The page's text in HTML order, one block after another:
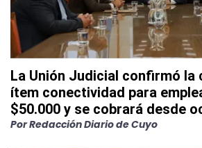
La Unión Judicial confirmó la
ítem conectividad para
$50.000 y se cobrará desde
PorRedacción Diario de Cuyo